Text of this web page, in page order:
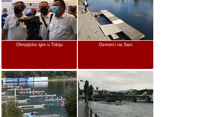
Olimpijske igre u Tokiju Osmerci na Savi